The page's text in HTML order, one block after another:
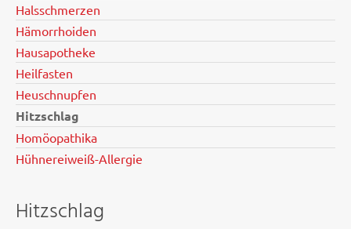
Halsschmerzen
Hämorrhoiden
Hausapotheke
Heilfasten
Heuschnupfen
Hitzschlag
Homöopathika
Hühnereiweiß-Allergie
Hitzschlag